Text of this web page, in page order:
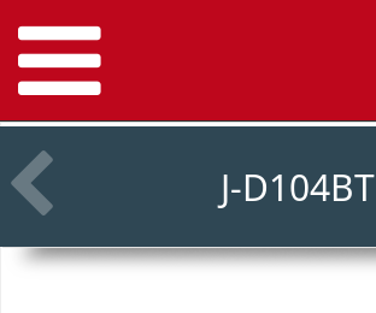
J-D104BT